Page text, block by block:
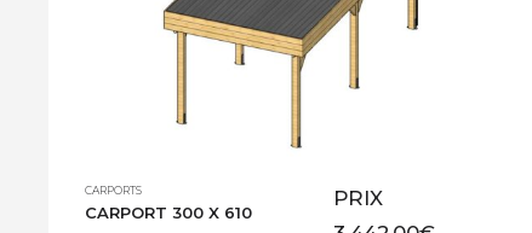
CARPORTS
CARPORT 300 X 610
PRIX